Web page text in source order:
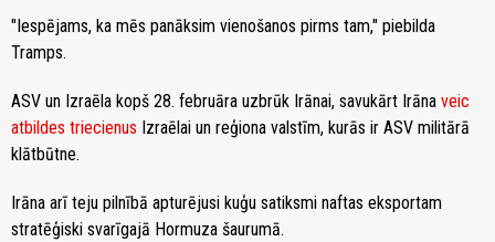
"Iespējams, ka mēs panāksim vienošanos pirms tam," piebilda
Tramps.
ASV un Izraēla kopš 28. februāra uzbrūk Irānai, savukārt Irāna veic
atbildes triecienus Izraēlai un reģiona valstīm, kurās ir ASV militārā
klātbūtne.
Irāna arī teju pilnībā apturējusi kuģu satiksmi naftas eksportam
stratēģiski svarīgajā Hormuza šaurumā.